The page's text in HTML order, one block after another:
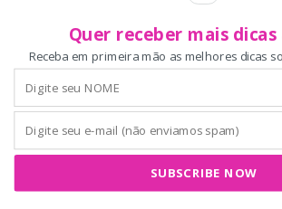
Quer aprender a produzir detalhes para a
boho? Aperte o play!
Quer receber mais dicas
Receba em primeira mão as melhores dicas
SUBSCRIBE NOW